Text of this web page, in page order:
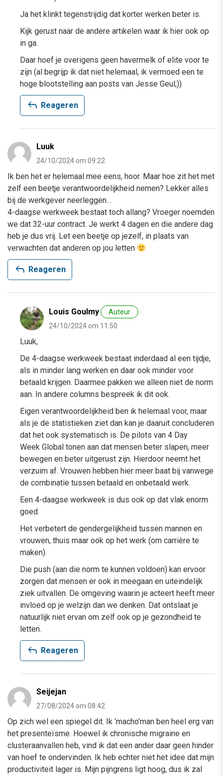
Ja het klinkt tegenstrijdig dat korter werken beter is.
Kijk gerust naar de andere artikelen waar ik hier ook op
in ga.
Daar hoef je overigens geen havermelk of elite voor te
zijn (al begrijp ik dat niet helemaal, ik vermoed een te
hoge blootstelling aan posts van Jesse Geul;))
reply Reageren
Luuk
24/10/2024 om 09:22
Ik ben het er helemaal mee eens, hoor. Maar hoe zit het met
zelf een beetje verantwoordelijkheid nemen? Lekker alles
bij de werkgever neerleggen…
4-daagse werkweek bestaat toch allang? Vroeger noemden
we dat 32-uur contract. Je werkt 4 dagen en die andere dag
heb je dus vrij. Let een beetje op jezelf, in plaats van
verwachten dat anderen op jou letten
reply Reageren
Louis Goulmy
Auteur
24/10/2024 om 11:50
Luuk,
De 4-daagse werkweek bestaat inderdaad al een tijdje,
als in minder lang werken en daar ook minder voor
betaald krijgen. Daarmee pakken we alleen niet de norm
aan. In andere columns bespreek ik dit ook.
Eigen verantwoordelijkheid ben ik helemaal voor, maar
als je de statistieken ziet dan kan je daaruit concluderen
dat het ook systematisch is. De pilots van 4 Day
Week Global tonen aan dat mensen beter slapen, meer
bewegen en beter uitgerust zijn. Hierdoor neemt het
verzuim af. Vrouwen hebben hier meer baat bij vanwege
de combinatie tussen betaald en onbetaald werk.
Een 4-daagse werkweek is dus ook op dat vlak enorm
goed.
Het verbetert de gendergelijkheid tussen mannen en
vrouwen, thuis maar ook op het werk (om carrière te
maken).
Die push (aan die norm te kunnen voldoen) kan ervoor
zorgen dat mensen er ook in meegaan en uiteindelijk
ziek uitvallen. De omgeving waarin je acteert heeft meer
invloed op je welzijn dan we denken. Dat ontslaat je
natuurlijk niet ervan om zelf ook op je gezondheid te
letten.
reply Reageren
Seijejan
27/08/2024 om 08:42
Op zich wel een spiegel dit. Ik ‘macho’man ben heel erg van
het presenteïsme. Hoewel ik chronische migraine en
clusteraanvallen heb, vind ik dat een ander daar geen hinder
van hoef te ondervinden. Ik heb echter niet het idee dat mijn
productiviteit lager is. Mijn pijngrens ligt hoog, dus ik zal